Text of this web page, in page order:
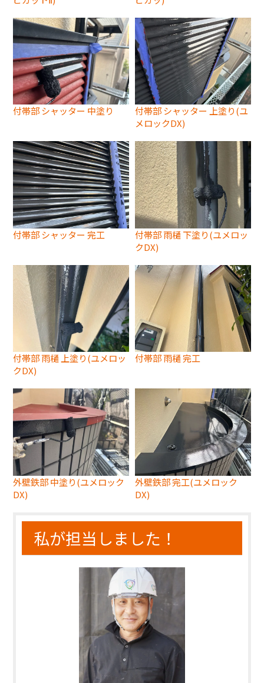
付帯部 シャッター 中塗り
付帯部 シャッター 上塗り(ユ
メロックDX)
付帯部 シャッター 完工
付帯部 雨樋 下塗り(ユメロッ
クDX)
付帯部 雨樋 上塗り(ユメロッ
クDX)
付帯部 雨樋 完工
外壁鉄部 中塗り(ユメロック
DX)
外壁鉄部 完工(ユメロック
DX)
私が担当しました！